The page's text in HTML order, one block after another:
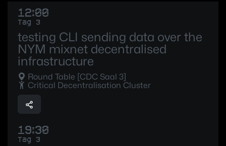
12:00
Tag 3
testing CLI sending data over the
NYM mixnet decentralised
infrastructure
Round Table [CDC Saal 3]
Critical Decentralisation Cluster
19:30
Tag 3